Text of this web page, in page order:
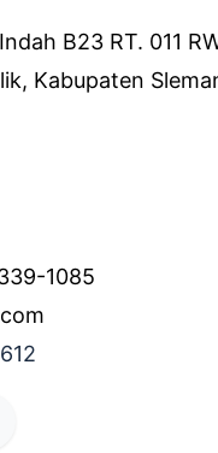
B23 RT. 011
Kabupaten
1085